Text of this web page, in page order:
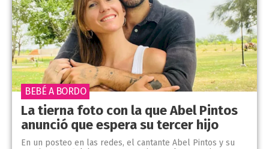
La tierna foto con la que Abel Pintos
anunció que espera su tercer hijo
En un posteo en las redes, el cantante Abel Pintos y su
BEBÉ A BORDO